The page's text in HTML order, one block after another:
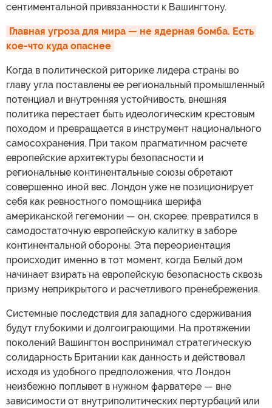
сентиментальной привязанности к Вашингтону.
Главная угроза для мира — не ядерная бомба. Есть
кое-что куда опаснее
Когда в политической риторике лидера страны во
главу угла поставлены ее региональный промышленный
потенциал и внутренняя устойчивость, внешняя
политика перестает быть идеологическим крестовым
походом и превращается в инструмент национального
самосохранения. При таком прагматичном расчете
европейские архитектуры безопасности и
региональные континентальные союзы обретают
совершенно иной вес. Лондон уже не позиционирует
себя как ревностного помощника шерифа
американской гегемонии — он, скорее, превратился в
самодостаточную европейскую калитку в заборе
континентальной обороны. Эта переориентация
происходит именно в тот момент, когда Белый дом
начинает взирать на европейскую безопасность сквозь
призму неприкрытого и расчетливого пренебрежения.
Системные последствия для западного сдерживания
будут глубокими и долгоиграющими. На протяжении
поколений Вашингтон воспринимал стратегическую
солидарность Британии как данность и действовал
исходя из удобного предположения, что Лондон
неизбежно поплывет в нужном фарватере — вне
зависимости от внутриполитических пертурбаций или